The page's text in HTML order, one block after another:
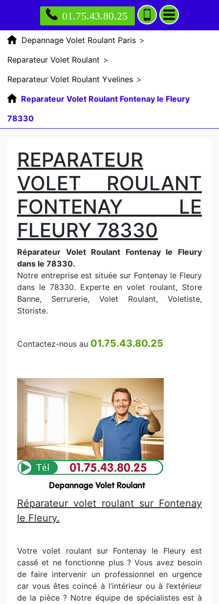
01.75.43.80.25
Depannage Volet Roulant Paris >
Reparateur Volet Roulant >
Reparateur Volet Roulant Yvelines >
Reparateur Volet Roulant Fontenay le Fleury
78330
REPARATEUR
VOLET ROULANT
FONTENAY LE
FLEURY 78330
Réparateur Volet Roulant Fontenay le Fleury
dans le 78330.
Notre entreprise est située sur Fontenay le Fleury
dans le 78330. Experte en volet roulant, Store
Banne, Serrurerie, Volet Roulant, Voletiste,
Storiste.
Contactez-nous au 01.75.43.80.25
Réparateur volet roulant sur Fontenay
le Fleury.
Votre volet roulant sur Fontenay le Fleury est
cassé et ne fonctionne plus ? Vous avez besoin
de faire intervenir un professionnel en urgence
car vous êtes coincé à l’intérieur ou à l’extérieur
de la pièce ? Notre équipe de spécialistes est à